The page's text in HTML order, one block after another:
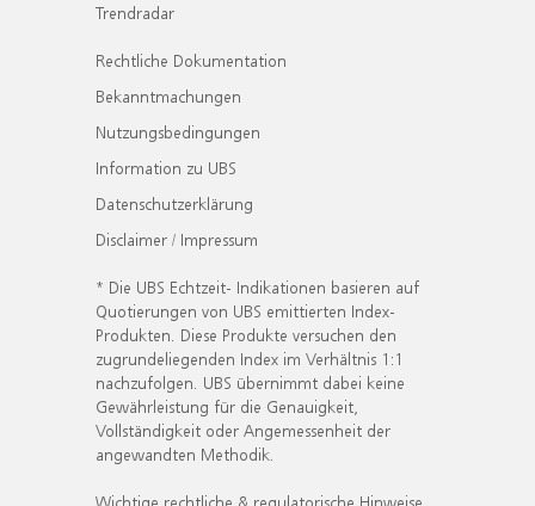
Trendradar
Rechtliche Dokumentation
Bekanntmachungen
Nutzungsbedingungen
Information zu UBS
Datenschutzerklärung
Disclaimer / Impressum
* Die UBS Echtzeit- Indikationen basieren auf
Quotierungen von UBS emittierten Index-
Produkten. Diese Produkte versuchen den
zugrundeliegenden Index im Verhältnis 1:1
nachzufolgen. UBS übernimmt dabei keine
Gewährleistung für die Genauigkeit,
Vollständigkeit oder Angemessenheit der
angewandten Methodik.